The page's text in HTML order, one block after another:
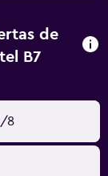
zapatillas y
acceso a
de
B7
8